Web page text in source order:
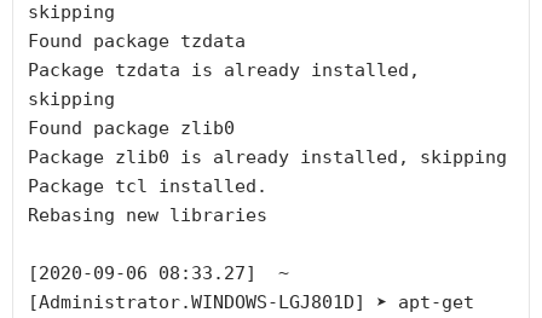
skipping
Found package tzdata
Package tzdata is already installed,
skipping
Found package zlib0
Package zlib0 is already installed, skipping
Package tcl installed.
Rebasing new libraries
[2020-09-06 08:33.27]  ~
[Administrator.WINDOWS-LGJ801D] ➤ apt-get